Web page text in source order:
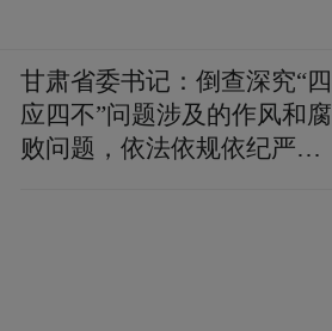
甘肃省委书记：倒查深究“四
应四不”问题涉及的作风和腐
败问题，依法依规依纪严肃